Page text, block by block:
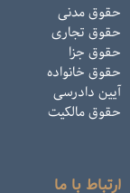
حقوق مدنی
حقوق تجاری
حقوق جزا
حقوق خانواده
آیین دادرسی
حقوق مالکیت
ارتباط با ما